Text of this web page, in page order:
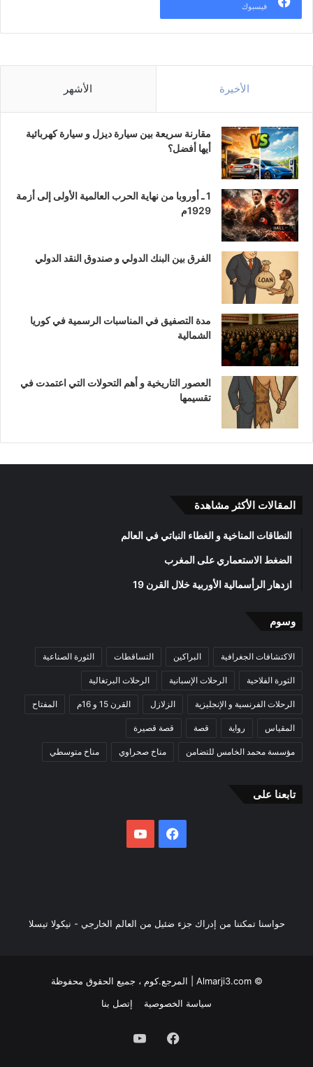
فيسبوك
الأخيرة الأشهر
مقارنة سريعة بين سيارة ديزل و سيارة كهربائية
أيها أفضل؟
1 ـ أوروبا من نهاية الحرب العالمية الأولى إلى أزمة
1929م
الفرق بين البنك الدولي و صندوق النقد الدولي
مدة التصفيق في المناسبات الرسمية في كوريا
الشمالية
العصور التاريخية و أهم التحولات التي اعتمدت في
تقسيمها
المقالات الأكثر مشاهدة
النطاقات المناخية و الغطاء النباتي في العالم
الضغط الاستعماري على المغرب
ازدهار الرأسمالية الأوربية خلال القرن 19
وسوم
الاكتشافات الجغرافية البراكين التساقطات الثورة الصناعية
الثورة الفلاحية الرحلات الإسبانية الرحلات البرتغالية
الرحلات الفرنسية و الإنجليزية الزلازل القرن 15 و 16م المفتاح
المقياس رواية قصة قصة قصيرة
مؤسسة محمد الخامس للتضامن مناخ صحراوي مناخ متوسطي
تابعنا على
فيسبوك
حواسنا تمكننا من إدراك جزء ضئيل من العالم الخارجي - نيكولا تيسلا
© Almarji3.com | المرجع.كوم ، جميع الحقوق محفوظة
سياسة الخصوصية
إتصل بنا
فيسبوك